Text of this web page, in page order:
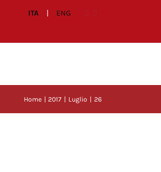
ITA | ENG
Home 2017 Luglio 26